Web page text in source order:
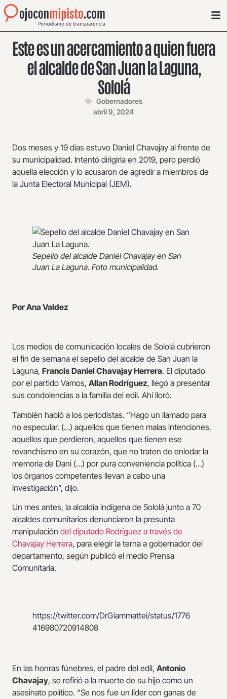
Este es un acercamiento a quien fuera
el alcalde de San Juan la Laguna,
Sololá
Gobernadores
abril 9, 2024
Dos meses y 19 días estuvo Daniel Chavajay al frente de
su municipalidad. Intentó dirigirla en 2019, pero perdió
aquella elección y lo acusaron de agredir a miembros de
la Junta Electoral Municipal (JEM).
Sepelio del alcalde Daniel Chavajay en San
Juan La Laguna. Foto municipalidad.
Por Ana Valdez
Los medios de comunicación locales de Sololá cubrieron
el fin de semana el sepelio del alcalde de San Juan la
Laguna, Francis Daniel Chavajay Herrera. El diputado
por el partido Vamos, Allan Rodríguez, llegó a presentar
sus condolencias a la familia del edil. Ahí lloró.
También habló a los periodistas. “Hago un llamado para
no especular. (…) aquellos que tienen malas intenciones,
aquellos que perdieron, aquellos que tienen ese
revanchismo en su corazón, que no traten de enlodar la
memoria de Dani (…) por pura conveniencia política (…)
los órganos competentes llevan a cabo una
investigación”, dijo.
Un mes antes, la alcaldía indígena de Sololá junto a 70
alcaldes comunitarios denunciaron la presunta
manipulación del diputado Rodríguez a través de
Chavajay Herrera, para elegir la terna a gobernador del
departamento, según publicó el medio Prensa
Comunitaria.
https://twitter.com/DrGiammattei/status/1776
416980720914808
En las honras fúnebres, el padre del edil, Antonio
Chavajay, se refirió a la muerte de su hijo como un
asesinato político. “Se nos fue un líder con ganas de